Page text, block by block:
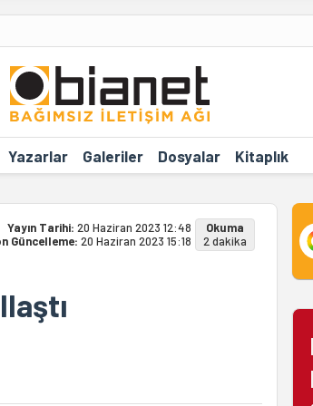
Yazarlar Galeriler Dosyalar Kitaplık
Yayın Tarihi: 20 Haziran 2023 12:48
Güncelleme: 20 Haziran 2023 15:18
Okuma
2 dakika